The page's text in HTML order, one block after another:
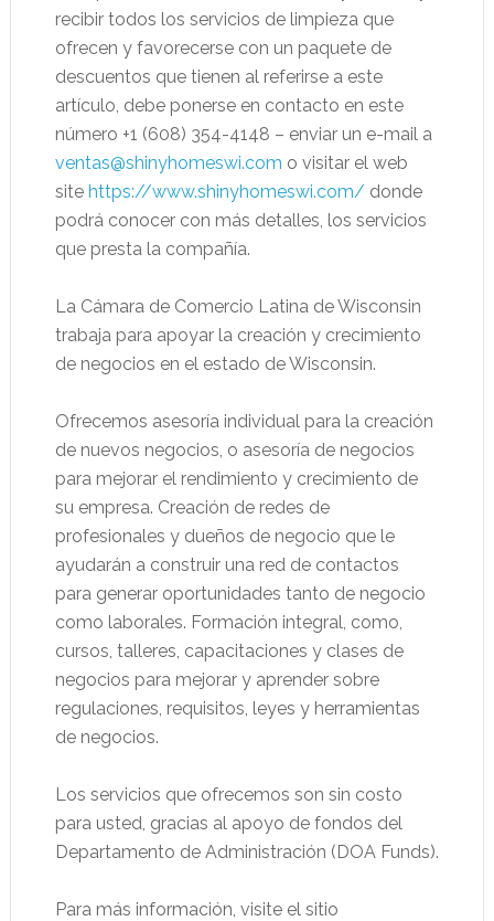
recibir todos los servicios de limpieza que
ofrecen y favorecerse con un paquete de
descuentos que tienen al referirse a este
artículo, debe ponerse en contacto en este
número +1 (608) 354-4148 – enviar un e-mail a
ventas@shinyhomeswi.com o visitar el web
site https://www.shinyhomeswi.com/ donde
podrá conocer con más detalles, los servicios
que presta la compañía.
La Cámara de Comercio Latina de Wisconsin
trabaja para apoyar la creación y crecimiento
de negocios en el estado de Wisconsin.
Ofrecemos asesoría individual para la creación
de nuevos negocios, o asesoría de negocios
para mejorar el rendimiento y crecimiento de
su empresa. Creación de redes de
profesionales y dueños de negocio que le
ayudarán a construir una red de contactos
para generar oportunidades tanto de negocio
como laborales. Formación integral, como,
cursos, talleres, capacitaciones y clases de
negocios para mejorar y aprender sobre
regulaciones, requisitos, leyes y herramientas
de negocios.
Los servicios que ofrecemos son sin costo
para usted, gracias al apoyo de fondos del
Departamento de Administración (DOA Funds).
Para más información, visite el sitio